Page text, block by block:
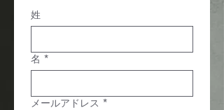
姓
名 *
メールアドレス *